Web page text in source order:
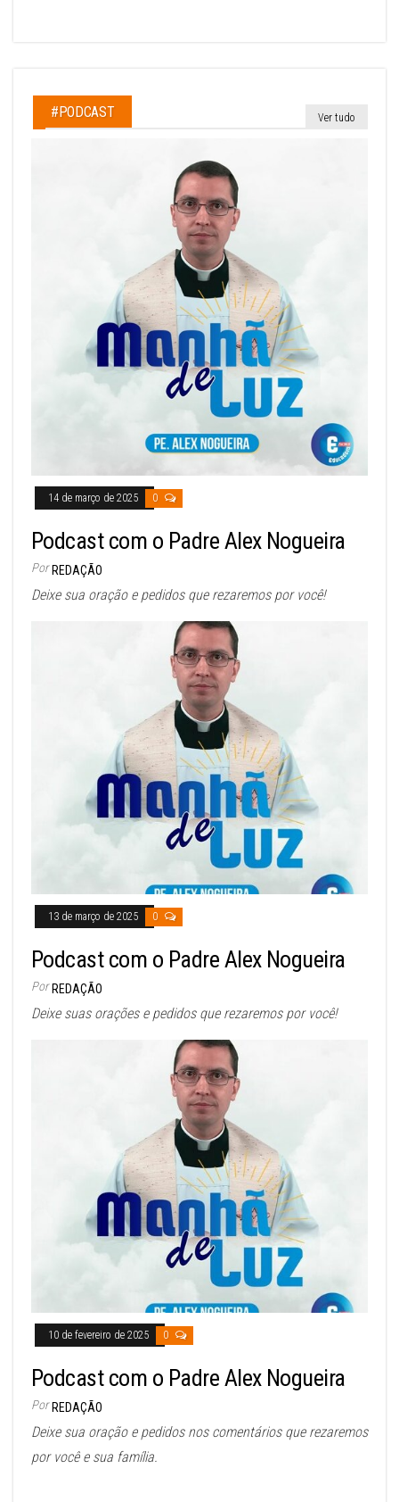
#PODCAST Ver tudo
14 de março de 2025 0
Podcast com o Padre Alex Nogueira
Por REDAÇÃO
Deixe sua oração e pedidos que rezaremos por você!
13 de março de 2025 0
Podcast com o Padre Alex Nogueira
Por REDAÇÃO
Deixe suas orações e pedidos que rezaremos por você!
10 de fevereiro de 2025 0
Podcast com o Padre Alex Nogueira
Por REDAÇÃO
Deixe sua oração e pedidos nos comentários que rezaremos
por você e sua família.